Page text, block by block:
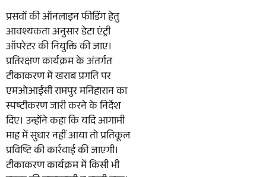
प्रसवों की ऑनलाइन फीडिंग हेतु
आवश्यकता अनुसार डेटा एंट्री
ऑपरेटर की नियुक्ति की जाए।
प्रतिरक्षण कार्यक्रम के अंतर्गत
टीकाकरण में खराब प्रगति पर
एमओआईसी रामपुर मनिहारान का
स्पष्टीकरण जारी करने के निर्देश
दिए। उन्होंने कहा कि यदि आगामी
माह में सुधार नहीं आया तो प्रतिकूल
प्रविष्टि की कार्रवाई की जाएगी।
टीकाकरण कार्यक्रम में किसी भी